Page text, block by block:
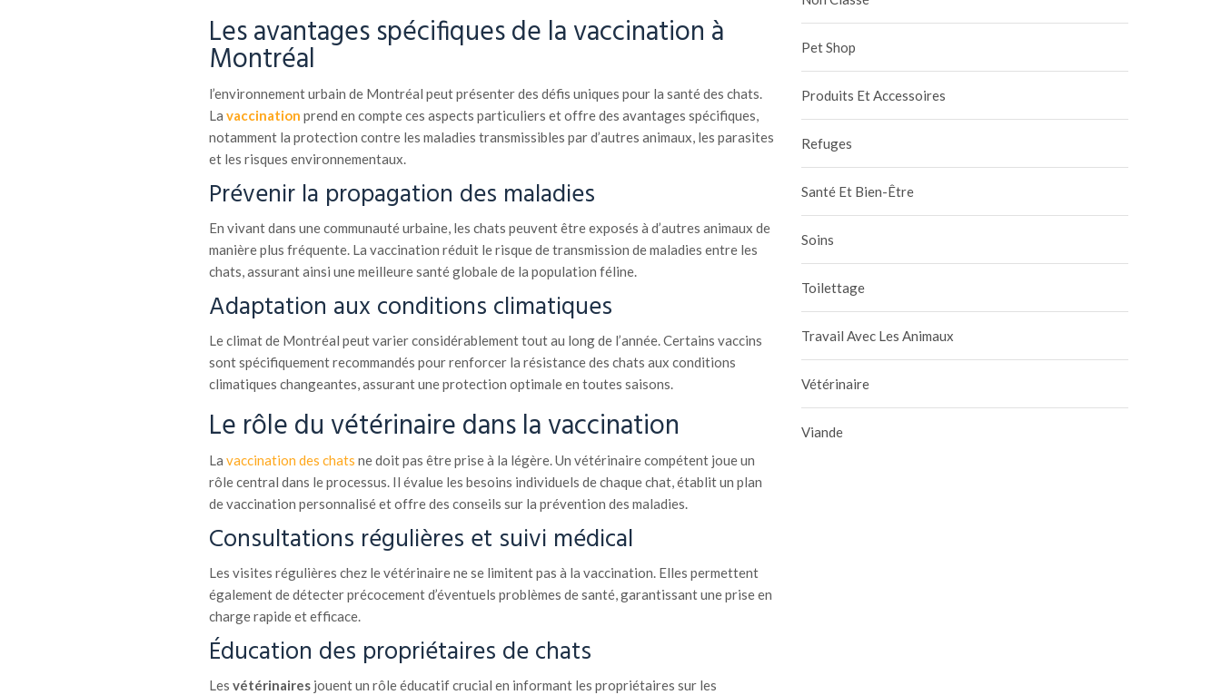
Les avantages spécifiques de la vaccination à
Montréal
l’environnement urbain de Montréal peut présenter des défis uniques pour la santé des chats.
La vaccination prend en compte ces aspects particuliers et offre des avantages spécifiques,
notamment la protection contre les maladies transmissibles par d’autres animaux, les parasites
et les risques environnementaux.
Prévenir la propagation des maladies
En vivant dans une communauté urbaine, les chats peuvent être exposés à d’autres animaux de
manière plus fréquente. La vaccination réduit le risque de transmission de maladies entre les
chats, assurant ainsi une meilleure santé globale de la population féline.
Adaptation aux conditions climatiques
Le climat de Montréal peut varier considérablement tout au long de l’année. Certains vaccins
sont spécifiquement recommandés pour renforcer la résistance des chats aux conditions
climatiques changeantes, assurant une protection optimale en toutes saisons.
Le rôle du vétérinaire dans la vaccination
La vaccination des chats ne doit pas être prise à la légère. Un vétérinaire compétent joue un
rôle central dans le processus. Il évalue les besoins individuels de chaque chat, établit un plan
de vaccination personnalisé et offre des conseils sur la prévention des maladies.
Consultations régulières et suivi médical
Les visites régulières chez le vétérinaire ne se limitent pas à la vaccination. Elles permettent
également de détecter précocement d’éventuels problèmes de santé, garantissant une prise en
charge rapide et efficace.
Éducation des propriétaires de chats
Les vétérinaires jouent un rôle éducatif crucial en informant les propriétaires sur les
Pet Shop
Produits Et Accessoires
Refuges
Santé Et Bien-Être
Soins
Toilettage
Travail Avec Les Animaux
Vétérinaire
Viande